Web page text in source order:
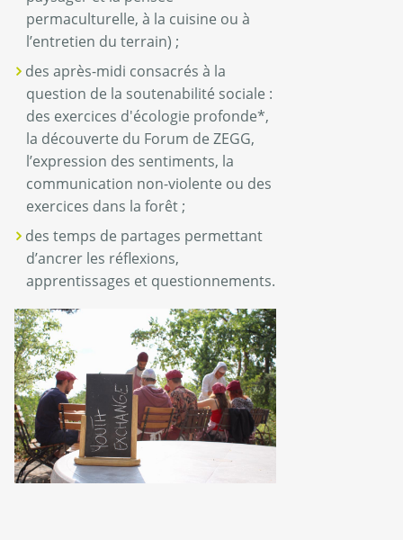
permaculturelle, à la cuisine ou à
l’entretien du terrain) ;
des après-midi consacrés à la
question de la soutenabilité sociale :
des exercices d'écologie profonde*,
la découverte du Forum de ZEGG,
l’expression des sentiments, la
communication non-violente ou des
exercices dans la forêt ;
des temps de partages permettant
d’ancrer les réflexions,
apprentissages et questionnements.